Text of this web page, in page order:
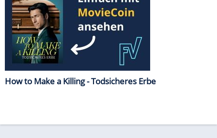
How to Make a Killing - Todsicheres Erbe